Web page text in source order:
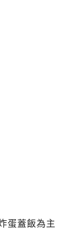
蛋蓋飯為主